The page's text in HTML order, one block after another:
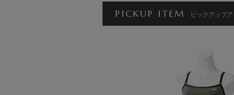
PICKUP ITEM ピックアップ